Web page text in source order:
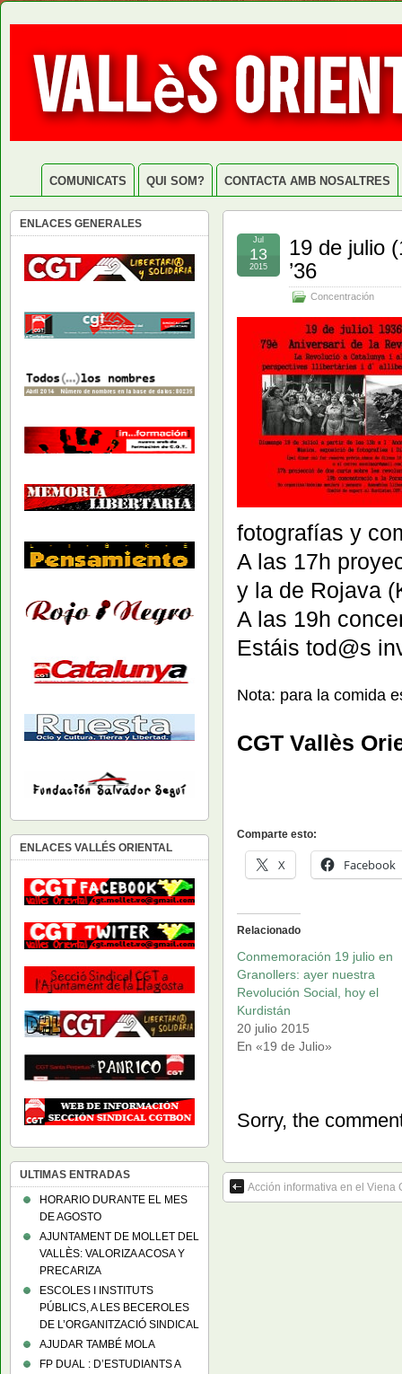
COMUNICATS QUI SOM? CONTACTA AMB NOSALTRES
19 de julio
’36
Concentración
Jul
13
2015
fotografías y
A las 17h
y la de Rojava
A las 19h
Estáis tod@s
Nota: para la comida
CGT Vallès
Comparte esto:
X Facebook
Relacionado
Conmemoración 19 julio en
Granollers: ayer nuestra
Revolución Social, hoy el
Kurdistán
20 julio 2015
En «19 de Julio»
Sorry, the
Acción informativa en el Viena
ENLACES GENERALES
ENLACES VALLÉS ORIENTAL
ULTIMAS ENTRADAS
HORARIO DURANTE EL MES
DE AGOSTO
AJUNTAMENT DE MOLLET DEL
VALLÈS: VALORIZA ACOSA Y
PRECARIZA
ESCOLES I INSTITUTS
PÚBLICS, A LES BECEROLES
DE L’ORGANITZACIÓ SINDICAL
AJUDAR TAMBÉ MOLA
FP DUAL : D’ESTUDIANTS A